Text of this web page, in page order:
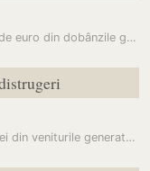
UE trimite Ucrainei încă 1,4 miliarde de euro din dobânzile generate…
UE alocă 1,4 miliarde de euro Ucrainei din veniturile generate de…